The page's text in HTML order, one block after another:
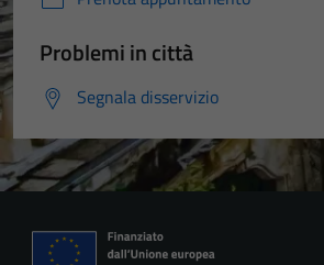
Problemi in città
Segnala disservizio